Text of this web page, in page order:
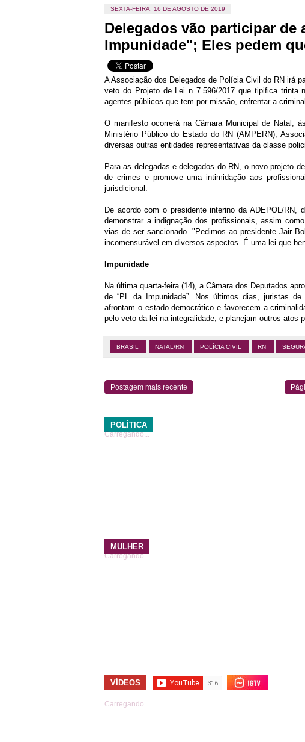
SEXTA-FEIRA, 16 DE AGOSTO DE 2019
Delegados vão participar
Impunidade"; Eles pedem
A Associação dos Delegados de Polícia Civil do RN irá
veto do Projeto de Lei n 7.596/2017 que tipifica trinta
agentes públicos que tem por missão, enfrentar a
O manifesto ocorrerá na Câmara Municipal de Natal,
Ministério Público do Estado do RN (AMPERN),
diversas outras entidades representativas da classe
Para as delegadas e delegados do RN, o novo projeto
de crimes e promove uma intimidação aos
jurisdicional.
De acordo com o presidente interino da ADEPOL/RN,
demonstrar a indignação dos profissionais, assim
vias de ser sancionado. "Pedimos ao presidente Jair
incomensurável em diversos aspectos. É uma lei que
Impunidade
Na última quarta-feira (14), a Câmara dos Deputados
de “PL da Impunidade”. Nos últimos dias, juristas
afrontam o estado democrático e favorecem a
pelo veto da lei na integralidade, e planejam outros atos
BRASIL NATAL/RN POLÍCIA CIVIL RN
Postagem mais recente
POLÍTICA
Carregando...
MULHER
Carregando...
VÍDEOS
Carregando...